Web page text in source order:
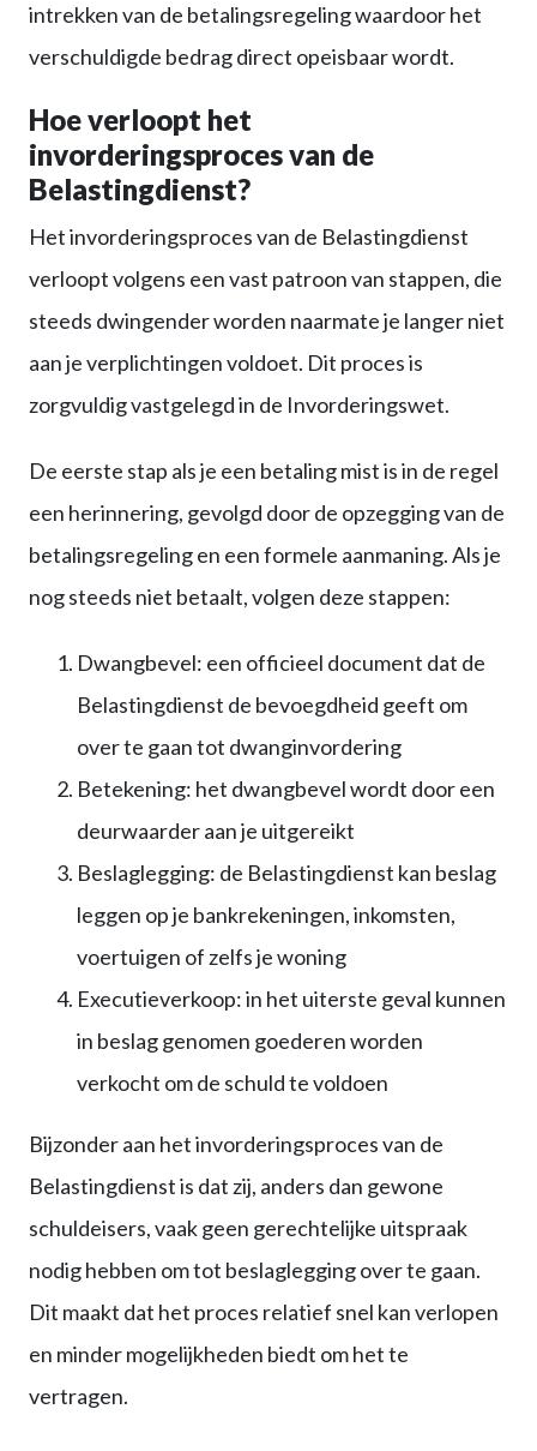
intrekken van de betalingsregeling waardoor het
verschuldigde bedrag direct opeisbaar wordt.
Hoe verloopt het
invorderingsproces van de
Belastingdienst?
Het invorderingsproces van de Belastingdienst
verloopt volgens een vast patroon van stappen, die
steeds dwingender worden naarmate je langer niet
aan je verplichtingen voldoet. Dit proces is
zorgvuldig vastgelegd in de Invorderingswet.
De eerste stap als je een betaling mist is in de regel
een herinnering, gevolgd door de opzegging van de
betalingsregeling en een formele aanmaning. Als je
nog steeds niet betaalt, volgen deze stappen:
Dwangbevel: een officieel document dat de
Belastingdienst de bevoegdheid geeft om
over te gaan tot dwanginvordering
Betekening: het dwangbevel wordt door een
deurwaarder aan je uitgereikt
Beslaglegging: de Belastingdienst kan beslag
leggen op je bankrekeningen, inkomsten,
voertuigen of zelfs je woning
Executieverkoop: in het uiterste geval kunnen
in beslag genomen goederen worden
verkocht om de schuld te voldoen
Bijzonder aan het invorderingsproces van de
Belastingdienst is dat zij, anders dan gewone
schuldeisers, vaak geen gerechtelijke uitspraak
nodig hebben om tot beslaglegging over te gaan.
Dit maakt dat het proces relatief snel kan verlopen
en minder mogelijkheden biedt om het te
vertragen.